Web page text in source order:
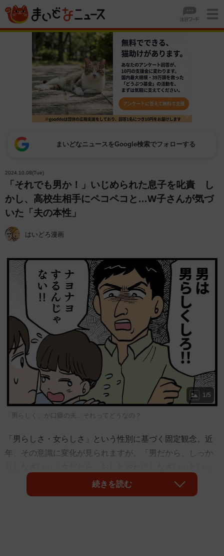
まいどなニュースをGoogle検索でフォローする
2024.10.08(Tue)
「それでも男か！」いじめられた息子を叱責 し
かし、高校生相手にペコペコと…W子さんが気づ
いた「夫の本性」
はいどろ漫画
1/5
「男らしく」が口癖の夫…それってどうなの？
「男らしさ・女らしさ」という性別に基づく固定観念。近
年、その意識に変化が見られますが、「男だから、しっか
たことを言われた経験がある人は、今でも多いのではない
でしょうか。
続きを読む